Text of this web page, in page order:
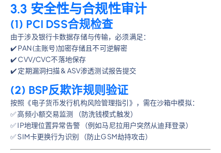
3.3 安全性与合规性审计
(1) PCI DSS合规检查
由于涉及银行卡数据存储与传输，必须满足：
✔️ PAN (主账号)加密存储且不可逆解密
✔️ CVV/CVC不落地保存
✔️ 定期漏洞扫描 & ASV渗透测试报告提交
(2) BSP反欺诈规则验证
按照《电子货币发行机构风险管理指引》，需在沙箱中模拟：
✅ 高频小额交易监测 （防洗钱模式触发）
✅ IP地理位置异常告警 （例如马尼拉用户突然从迪拜登录）
✅ SIM卡更换行为识别 （防止GSM劫持攻击）